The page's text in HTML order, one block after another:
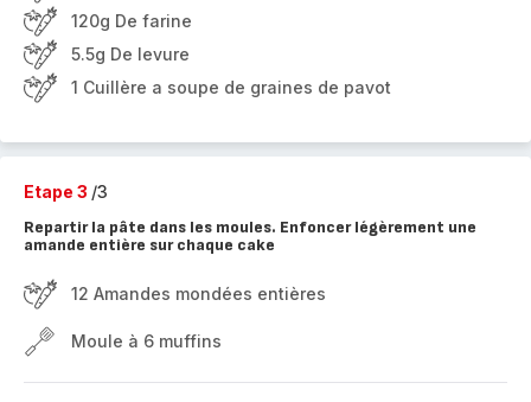
120g De farine
5.5g De levure
1 Cuillère a soupe de graines de pavot
Etape 3 /3
Repartir la pâte dans les moules. Enfoncer légèrement une
amande entière sur chaque cake
12 Amandes mondées entières
Moule à 6 muffins